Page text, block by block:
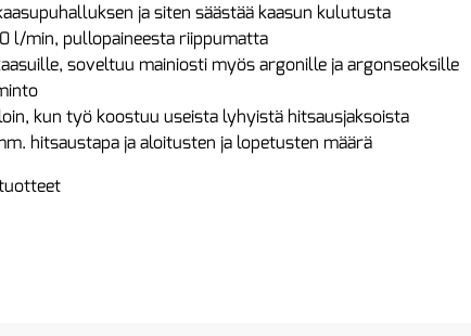
ja siten säästää kaasun kulutusta
l/min, pullopaineesta riippumatta
soveltuu mainiosti myös argonille ja argonseoksille
kun työ koostuu useista lyhyistä hitsausjaksoista
hitsaustapa ja aloitusten ja lopetusten määrä